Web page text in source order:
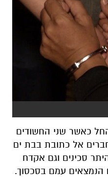
כאשר שני החשודים
אל כתובת בבת ים
סכינים וגם אקדח
עמם בסכסוך.